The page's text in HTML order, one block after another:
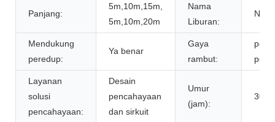
Panjang:
5m,10m,15m,
5m,10m,20m
Nama
Liburan:
Natal
Mendukung
peredup:
Ya benar
Gaya
rambut:
pesta
Layanan
solusi
pencahayaan:
Desain
pencahayaan
dan sirkuit
Umur
(jam):